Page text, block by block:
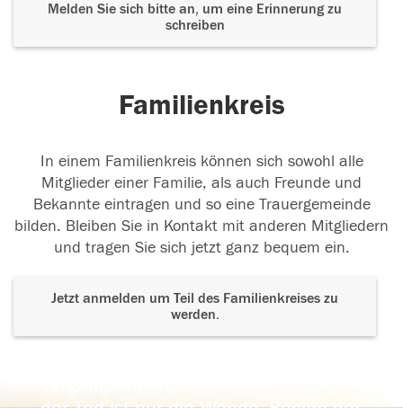
Melden Sie sich bitte an, um eine Erinnerung zu
schreiben
Familienkreis
In einem Familienkreis können sich sowohl alle
Mitglieder einer Familie, als auch Freunde und
Bekannte eintragen und so eine Trauergemeinde
bilden. Bleiben Sie in Kontakt mit anderen Mitgliedern
und tragen Sie sich jetzt ganz bequem ein.
Jetzt anmelden um Teil des Familienkreises zu
werden.